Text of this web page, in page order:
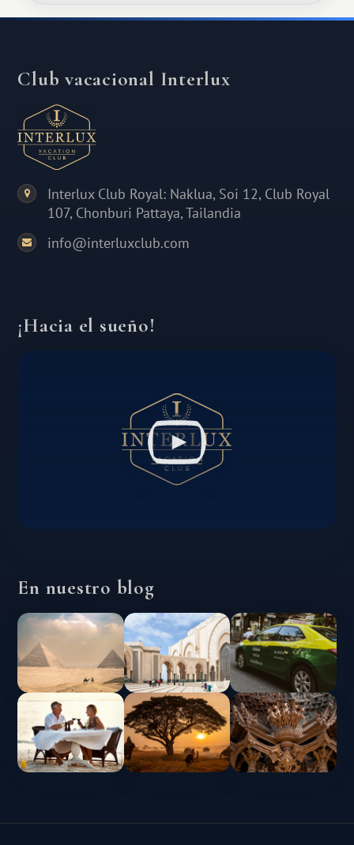
Club vacacional Interlux
Interlux Club Royal: Naklua, Soi 12, Club Royal
107, Chonburi Pattaya, Tailandia
info@interluxclub.com
¡Hacia el sueño!
En nuestro blog